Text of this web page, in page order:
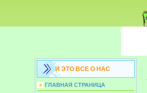
И ЭТО ВСЕ О НАС
ГЛАВНАЯ СТРАНИЦА